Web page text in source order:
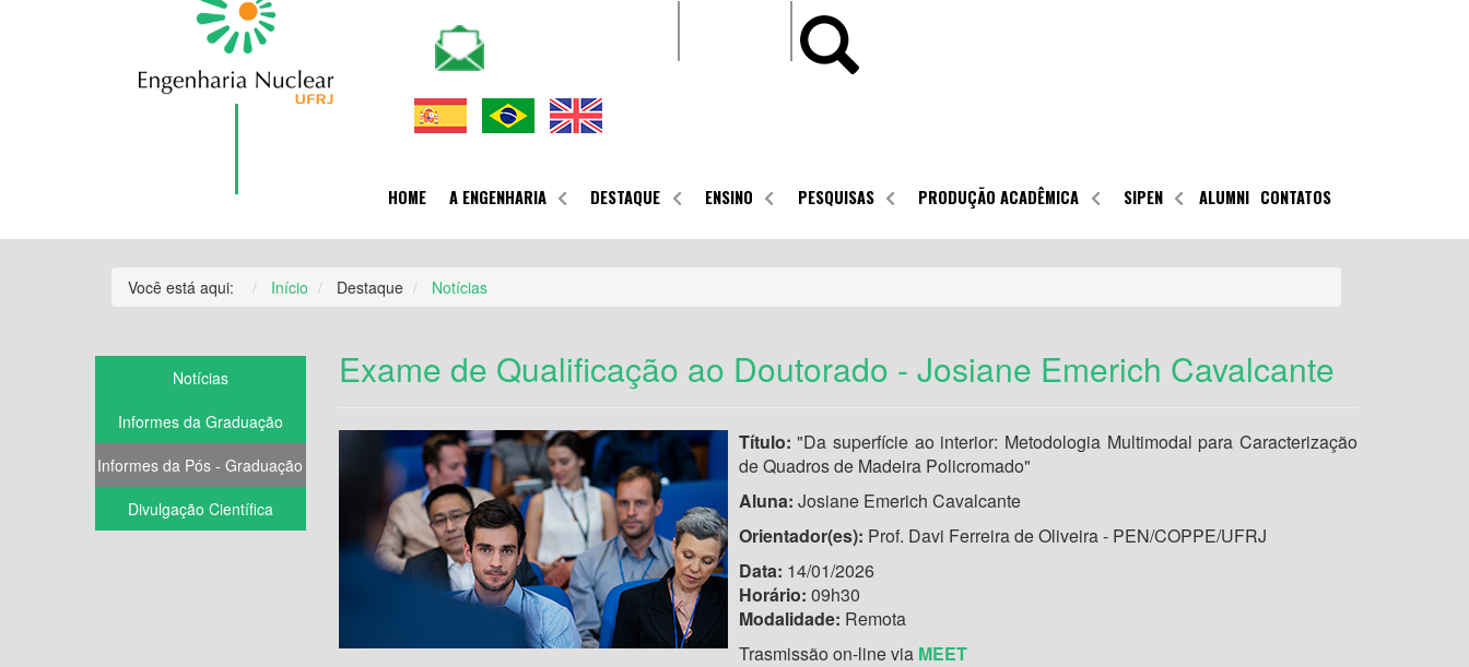
HOME A ENGENHARIA DESTAQUE ENSINO PESQUISAS PRODUÇÃO ACADÊMICA SIPEN ALUMNI CONTATOS
Você está aqui: Início Destaque Notícias
Notícias
Informes da Graduação
Informes da Pós - Graduação
Divulgação Científica
Exame de Qualificação ao Doutorado - Josiane Emerich Cavalcante
Título:"Da superfície ao interior: Metodologia Multimodal para Caracterização
de Quadros de Madeira Policromado"
Aluna: Josiane Emerich Cavalcante
Orientador(es): Prof. Davi Ferreira de Oliveira - PEN/COPPE/UFRJ
Data: 14/01/2026
Horário: 09h30
Modalidade: Remota
Trasmissão on-line via MEET